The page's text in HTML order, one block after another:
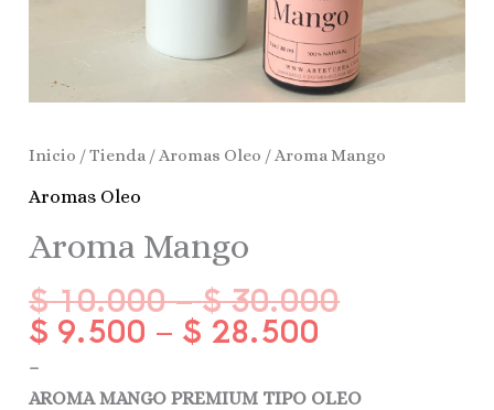
Inicio /Tienda /Aromas Oleo / Aroma Mango
Aromas Oleo
Aroma Mango
$10.000 – $30.000
$ 9.500 – $ 28.500
–
AROMA MANGO PREMIUM TIPO OLEO